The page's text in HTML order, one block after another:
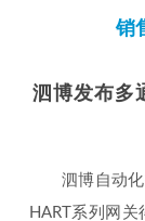
销
泗博发布多
泗博自动
HART系列网